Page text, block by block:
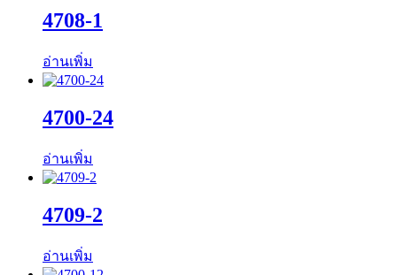
4708-1
อ่านเพิ่ม
4700-24
อ่านเพิ่ม
4709-2
อ่านเพิ่ม